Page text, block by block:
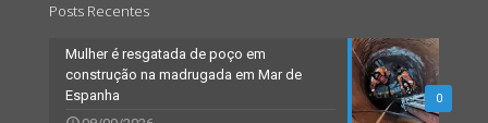
Posts Recentes
0
Mulher é resgatada de poço em
construção na madrugada em Mar de
Espanha